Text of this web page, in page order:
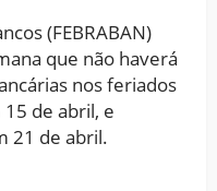
(FEBRABAN)
que não haverá
nos feriados
de abril, e
21 de abril.